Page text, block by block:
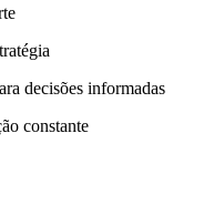
decisões informadas
constante